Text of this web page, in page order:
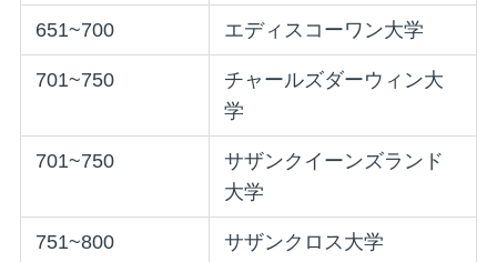
651~700 エディスコーワン大学
701~750
チャールズダーウィン大
学
701~750
サザンクイーンズランド
大学
751~800 サザンクロス大学